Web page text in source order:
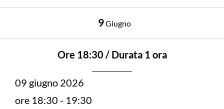
9Giugno
Ore 18:30 / Durata 1 ora
09 giugno 2026
ore 18:30 - 19:30